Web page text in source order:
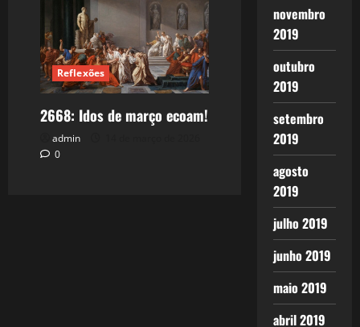
Reflexões
2668: Idos de março ecoam!
admin
0
novembro
2019
outubro
2019
setembro
2019
agosto
2019
julho 2019
junho 2019
maio 2019
abril 2019